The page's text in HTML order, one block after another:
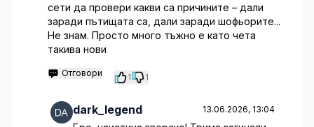
сети да провери какви са причините – дали
заради пътищата са, дали заради шофьорите...
Не знам. Просто много тъжно е като чета
такива нови
Отговори 1 1
dark_legend 13.06.2026, 13:04